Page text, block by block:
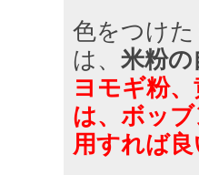
色をつけ
は、 米粉
ヨモギ粉
は、ボッ
用すれば良